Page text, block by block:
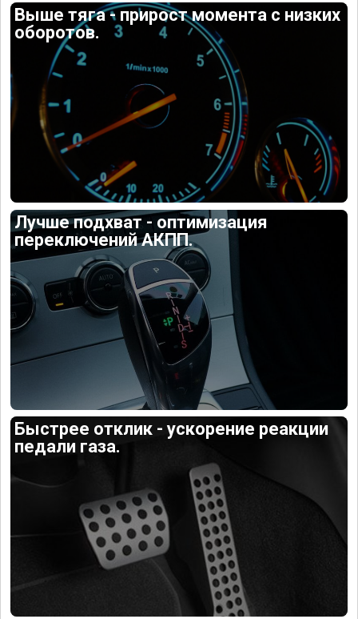
Выше тяга - прирост момента с низких
оборотов.
Лучше подхват - оптимизация
переключений АКПП.
Быстрее отклик - ускорение реакции
педали газа.